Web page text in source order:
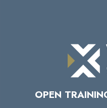
OPEN